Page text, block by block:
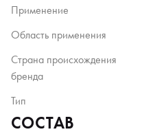
Применение
Область применения
Страна происхождения
бренда
Тип
СОСТАВ